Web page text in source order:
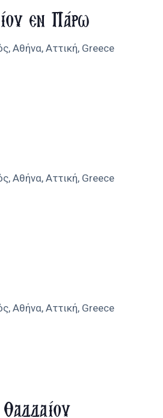
εν Πάρω
Αθήνα, Αττική, Greece
Αθήνα, Αττική, Greece
Αθήνα, Αττική, Greece